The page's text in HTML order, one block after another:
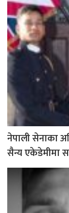
नेपाली सेनाका
सैन्य एकेडेमीमा